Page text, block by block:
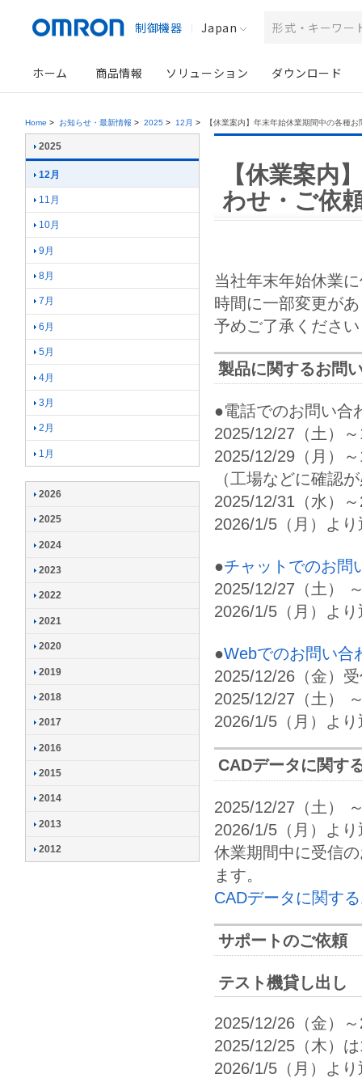
制御機器 Japan
ホーム 商品情報 ソリューション ダウンロード
Home > お知らせ・最新情報 > 2025 > 12月 > 【休業案内】年末年始休業期間中の各種
【休業案内
わせ・ご依
当社年末年始休業
時間に一部変更が
予めご了承くださ
製品に関するお問
●電話でのお問い
2025/12/27（土）
2025/12/29（月）
（工場などに確認
2025/12/31（水）
2026/1/5（月）よ
●チャットでのお問
2025/12/27（土）
2026/1/5（月）よ
●Webでのお問い合
2025/12/26（金）
2025/12/27（土）
2026/1/5（月）よ
CADデータに関す
2025/12/27（土）
2026/1/5（月）よ
休業期間中に受信
ます。
CADデータに関す
サポートのご依頼
テスト機貸し出し
2025/12/26（金）
2025/12/25（木）
2026/1/5（月）よ
2025
12月
11月
10月
9月
8月
7月
6月
5月
4月
3月
2月
1月
2026
2025
2024
2023
2022
2021
2020
2019
2018
2017
2016
2015
2014
2013
2012